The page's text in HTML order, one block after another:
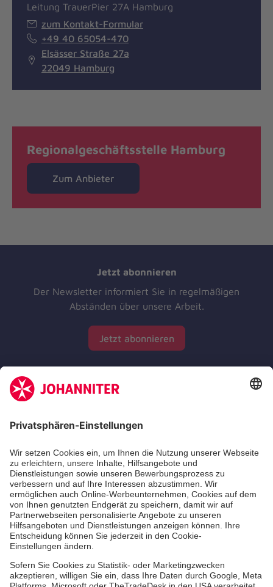
Leitung TrauerPier 27A Hamburg
zum Kontakt-Formular
+49 40 65054-470
Elsässer Straße 27a
22049 Hamburg
Regionalgeschäftsstelle Hamburg
Zum Anbieter
Jetzt abonnieren
Der Newsletter informiert Sie in regelmäßigen
Abständen über unsere Arbeit.
Jetzt abonnieren
Zertifizierung der Johanniter-Unfall-Hilfe e.V.
Die Johanniter GmbH führt das Spendenzertifikat
des Deutschen Spendenrats e.V.